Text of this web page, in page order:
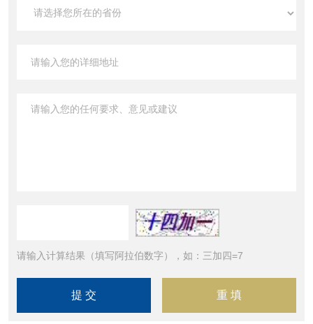
请输入计算结果（填写阿拉伯数字），如：三加四=7